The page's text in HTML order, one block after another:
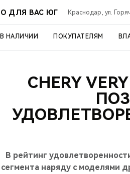
ДЛЯ ВАС ЮГ Краснодар, ул.
НАЛИЧИИ ПОКУПАТЕЛЯМ
CHERY
В рейтинг
сегмента наряду с моделями